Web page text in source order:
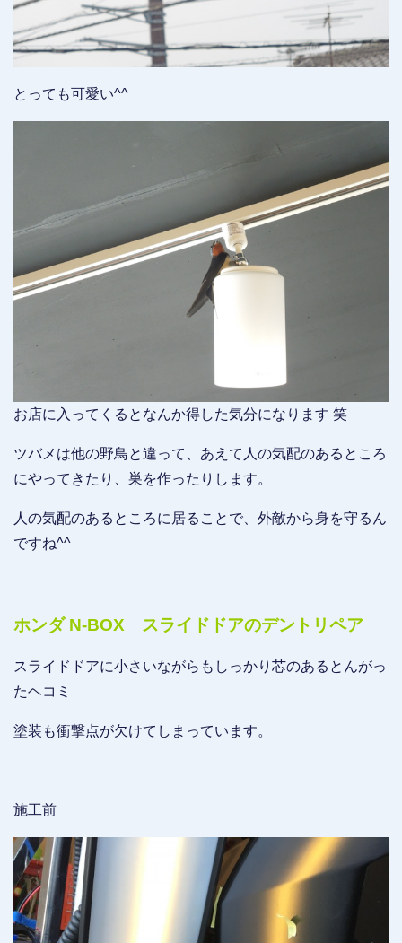
とっても可愛い^^
お店に入ってくるとなんか得した気分になります 笑
ツバメは他の野鳥と違って、あえて人の気配のあるところ
にやってきたり、巣を作ったりします。
人の気配のあるところに居ることで、外敵から身を守るん
ですね^^
ホンダ N-BOX スライドドアのデントリペア
スライドドアに小さいながらもしっかり芯のあるとんがっ
たヘコミ
塗装も衝撃点が欠けてしまっています。
施工前